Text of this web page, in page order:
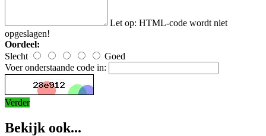
Let op: HTML-code wordt niet
opgeslagen!
Oordeel:
Slecht
Goed
Voer onderstaande code in:
Verder
Bekijk ook...